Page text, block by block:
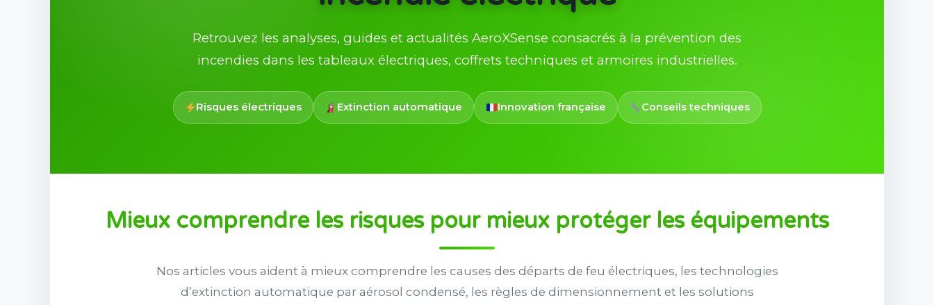
Retrouvez les analyses, guides et actualités AeroXSense consacrés à la prévention des
incendies dans les tableaux électriques, coffrets techniques et armoires industrielles.
Risques électriques Extinction automatique Innovation française Conseils techniques
Mieux comprendre les risques pour mieux protéger les équipements
Nos articles vous aident à mieux comprendre les causes des départs de feu électriques, les technologies
d’extinction automatique par aérosol condensé, les règles de dimensionnement et les solutions